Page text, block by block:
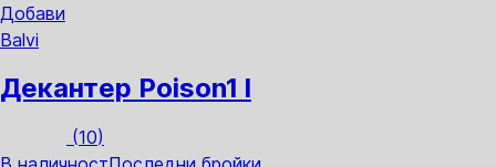
Добави
Balvi
Декантер Poison1 l
(10)